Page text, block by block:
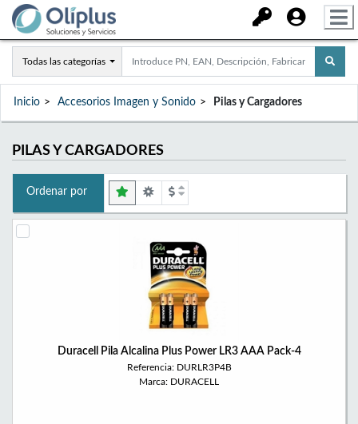
Todas las categorías
Inicio Accesorios Imagen y Sonido Pilas y Cargadores
PILAS Y CARGADORES
Ordenar por
Duracell Pila Alcalina Plus Power LR3 AAA Pack-4
Referencia: DURLR3P4B
Marca: DURACELL